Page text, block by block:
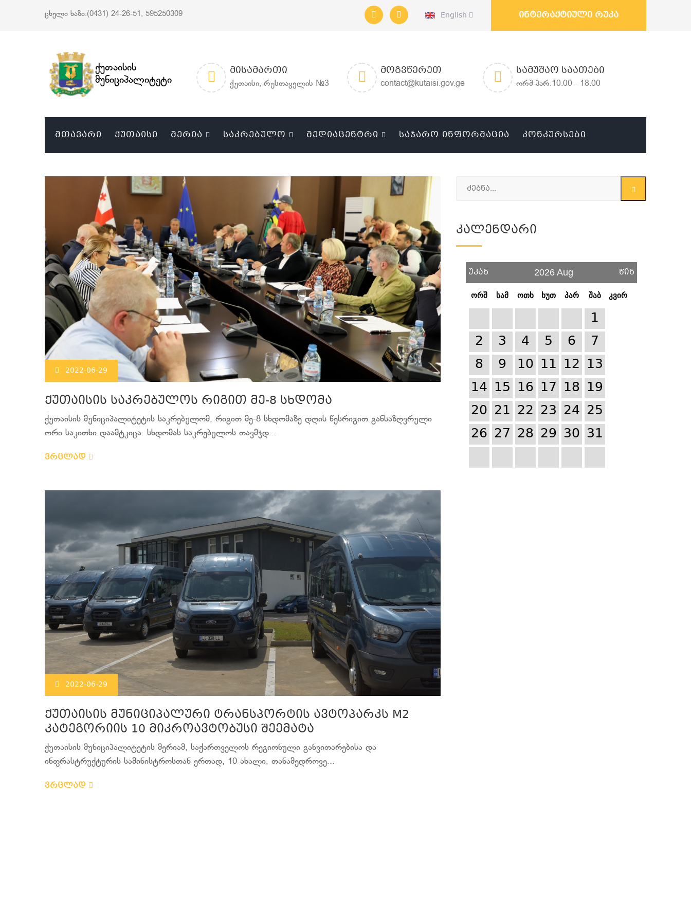
ცხელი ხაზი:(0431) 24-26-51, 595250309 English ინტერაქტიული რუკა
ქუთაისის
მუნიციპალიტეტი
ᲛᲘᲡᲐᲛᲐᲠᲗᲘ
ქუთაისი, რუსთაველის №3
ᲛᲝᲒᲕᲬᲔᲠᲔᲗ
contact@kutaisi.gov.ge
ᲡᲐᲛᲣᲨᲐᲝ ᲡᲐᲐᲗᲔᲑᲘ
ორშ-პარ:10:00 - 18:00
ᲛᲗᲐᲕᲐᲠᲘ ᲥᲣᲗᲐᲘᲡᲘ ᲛᲔᲠᲘᲐ ᲡᲐᲙᲠᲔᲑᲣᲚᲝ ᲛᲔᲓᲘᲐᲪᲔᲜᲢᲠᲘ ᲡᲐᲯᲐᲠᲝ ᲘᲜᲤᲝᲠᲛᲐᲪᲘᲐ ᲙᲝᲜᲙᲣᲠᲡᲔᲑᲘ
2022-06-29
ქუთაისის საკრებულოს რიგით მე-8 სხდომა
ქუთაისის მუნიციპალიტეტის საკრებულომ, რიგით მე-8 სხდომაზე დღის წესრიგით განსაზღვრული
ორი საკითხი დაამტკიცა. სხდომას საკრებულოს თავმჯდ...
ვრცლად
2022-06-29
ქუთაისის მუნიციპალური ტრანსპორტის ავტოპარკს М2
კატეგორიის 10 მიკროავტობუსი შეემატა
ქუთაისის მუნიციპალიტეტის მერიამ, საქართველოს რეგიონული განვითარებისა და
ინფრასტრუქტურის სამინისტროსთან ერთად, 10 ახალი, თანამედროვე...
ვრცლად
Კალენდარი
უკან 2026 Aug წინ
ორშ სამ ოთხ ხუთ პარ შაბ კვირ
1
2
3 4 5 6
7
8
9 10 11 12 13
14 15 16 17 18 19
20 21 22 23 24 25
26 27 28 29 30 31